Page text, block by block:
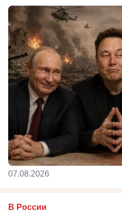
07.08.2026
В России